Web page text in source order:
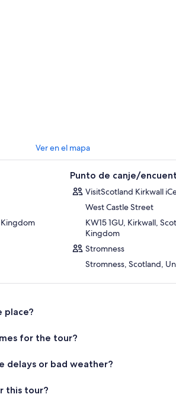
Ver en el mapa
Kingdom
Punto de canje/
VisitScotland Kirkwall
West Castle Street
KW15 1GU, Kirkwall,
Kingdom
Stromness
Stromness, Scotland,
place?
for the tour?
delays or bad weather?
this tour?